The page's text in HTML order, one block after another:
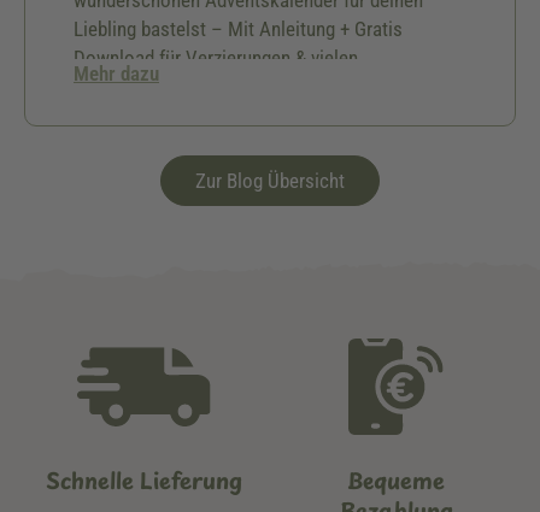
Liebling bastelst – Mit Anleitung + Gratis
Download für Verzierungen & vielen
Geschenkideen.🎅🏻
Mehr dazu
Zur Blog Übersicht
Schnelle Lieferung
Bequeme